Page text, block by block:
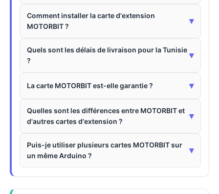
Comment installer la carte d'extension
MOTORBIT ?
▾
Quels sont les délais de livraison pour la Tunisie
?
▾
La carte MOTORBIT est-elle garantie ? ▾
Quelles sont les différences entre MOTORBIT et
d'autres cartes d'extension ?
▾
Puis-je utiliser plusieurs cartes MOTORBIT sur
un même Arduino ?
▾